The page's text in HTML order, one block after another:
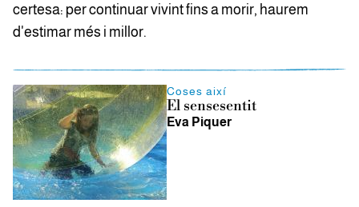
certesa: per continuar vivint fins a morir, haurem
d'estimar més i millor.
Coses així
El sensesentit
Eva Piquer